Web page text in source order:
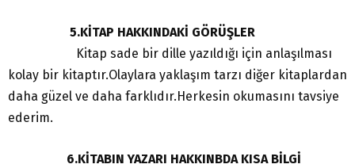
5.KİTAP HAKKINDAKİ GÖRÜŞLER
Kitap sade bir dille yazıldığı için anlaşılması
kolay bir kitaptır.Olaylara yaklaşım tarzı diğer kitaplardan
daha güzel ve daha farklıdır.Herkesin okumasını tavsiye
ederim.
6.KİTABIN YAZARI HAKKINBDA KISA BİLGİ